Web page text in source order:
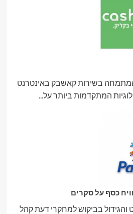
בשירות קאשבק באינטרנט
המתקדמות ביותר על...
והגידול בביקוש למחקרי דעת קהל